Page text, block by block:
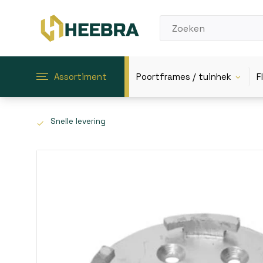
Assortiment Poortframes / tuinhek
Snelle levering